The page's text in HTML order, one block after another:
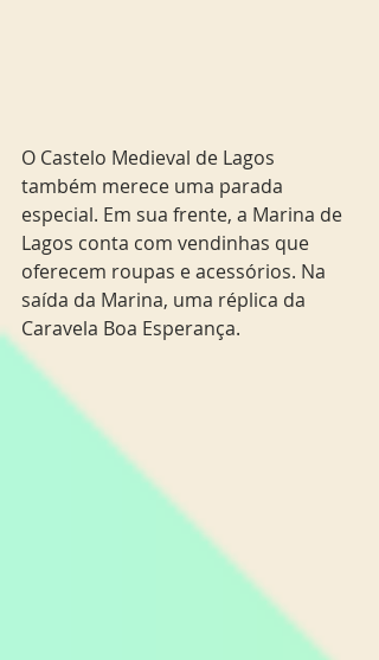
O Castelo Medieval de Lagos
também merece uma parada
especial. Em sua frente, a Marina de
Lagos conta com vendinhas que
oferecem roupas e acessórios. Na
saída da Marina, uma réplica da
Caravela Boa Esperança.